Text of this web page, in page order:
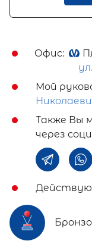
Офис:
Мой
Также Вы
через